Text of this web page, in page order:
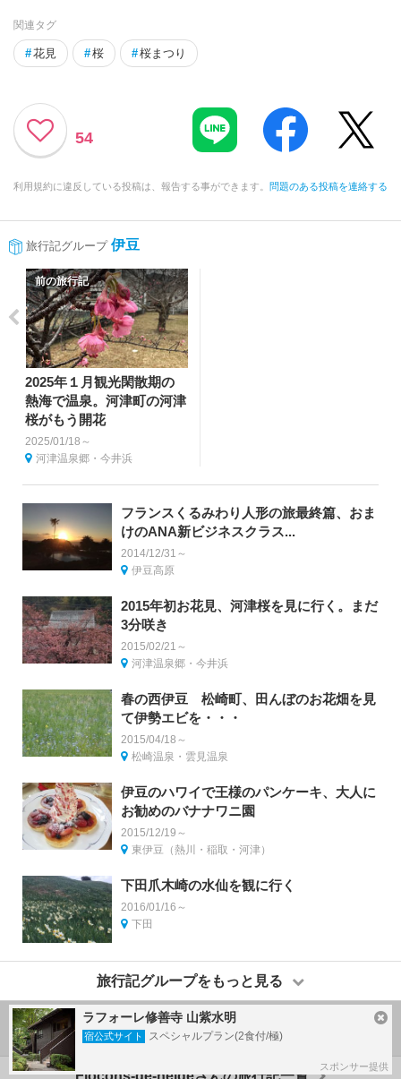
関連タグ
#花見 #桜 #桜まつり
54
利用規約に違反している投稿は、報告する事ができます。 問題のある投稿を連絡する
旅行記グループ 伊豆
前の旅行記
2025年１月観光閑散期の
熱海で温泉。河津町の河津
桜がもう開花
2025/01/18～
河津温泉郷・今井浜
フランスくるみわり人形の旅最終篇、おま
けのANA新ビジネスクラス...
2014/12/31～
伊豆高原
2015年初お花見、河津桜を見に行く。まだ
3分咲き
2015/02/21～
河津温泉郷・今井浜
春の西伊豆 松崎町、田んぼのお花畑を見
て伊勢エビを・・・
2015/04/18～
松崎温泉・雲見温泉
伊豆のハワイで王様のパンケーキ、大人に
お勧めのバナナワニ園
2015/12/19～
東伊豆（熱川・稲取・河津）
下田爪木崎の水仙を観に行く
2016/01/16～
下田
旅行記グループをもっと見る
旅行記グループの作り方
Flocons-de-neigeさんの旅行記一覧
ラフォーレ修善寺 山紫水明
宿公式サイト スペシャルプラン(2食付/極)
スポンサー提供